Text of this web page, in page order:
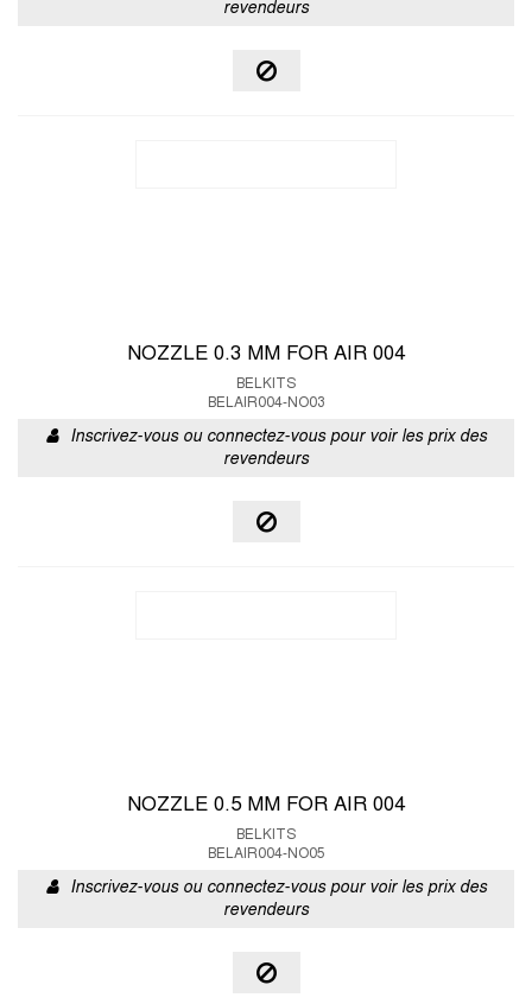
revendeurs
NOZZLE 0.3 MM FOR AIR 004
BELKITS
BELAIR004-NO03
Inscrivez-vous ou connectez-vous pour voir les prix des
revendeurs
NOZZLE 0.5 MM FOR AIR 004
BELKITS
BELAIR004-NO05
Inscrivez-vous ou connectez-vous pour voir les prix des
revendeurs